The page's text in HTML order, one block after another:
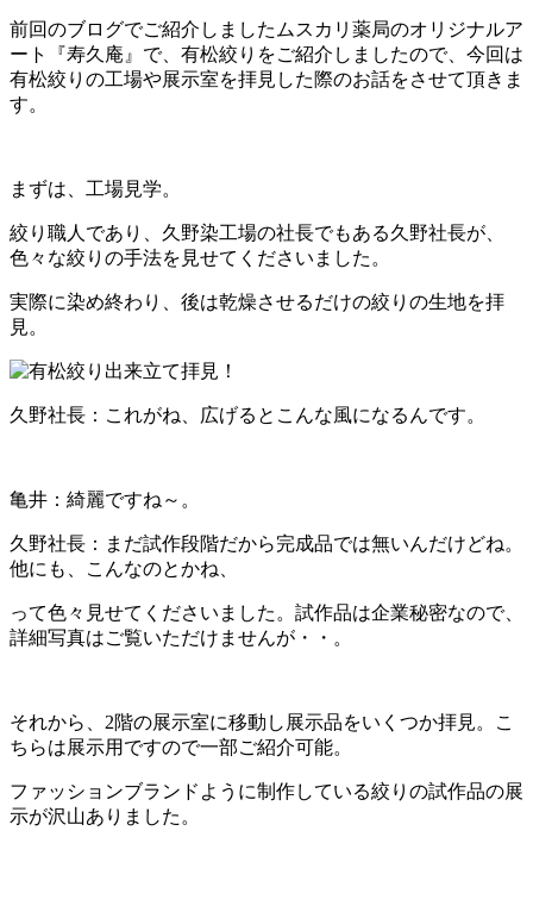
前回のブログでご紹介しましたムスカリ薬局のオリジナルア
ート『寿久庵』で、有松絞りをご紹介しましたので、今回は
有松絞りの工場や展示室を拝見した際のお話をさせて頂きま
す。
まずは、工場見学。
絞り職人であり、久野染工場の社長でもある久野社長が、
色々な絞りの手法を見せてくださいました。
実際に染め終わり、後は乾燥させるだけの絞りの生地を拝
見。
久野社長：これがね、広げるとこんな風になるんです。
亀井：綺麗ですね～。
久野社長：まだ試作段階だから完成品では無いんだけどね。
他にも、こんなのとかね、
って色々見せてくださいました。試作品は企業秘密なので、
詳細写真はご覧いただけませんが・・。
それから、2階の展示室に移動し展示品をいくつか拝見。こ
ちらは展示用ですので一部ご紹介可能。
ファッションブランドように制作している絞りの試作品の展
示が沢山ありました。